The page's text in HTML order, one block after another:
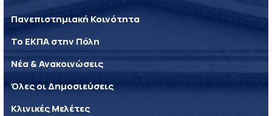
Πανεπιστημιακή Κοινότητα
Το ΕΚΠΑ στην Πόλη
Νέα & Ανακοινώσεις
Όλες οι Δημοσιεύσεις
Κλινικές Μελέτες